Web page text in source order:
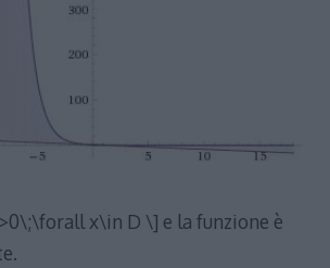
x\in D \] e la funzione è